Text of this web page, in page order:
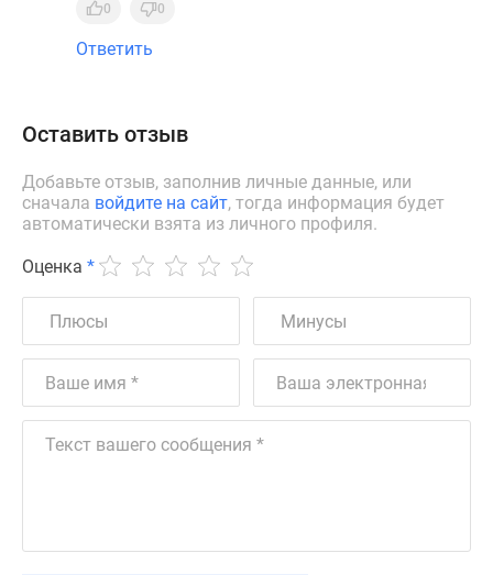
0 0
Ответить
Оставить отзыв
Добавьте отзыв, заполнив личные данные, или
сначала войдите на сайт, тогда информация будет
автоматически взята из личного профиля.
Оценка *